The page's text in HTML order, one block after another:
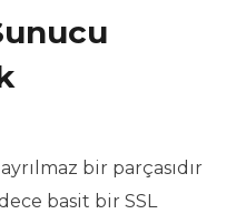
bir parçasıdır
basit bir SSL